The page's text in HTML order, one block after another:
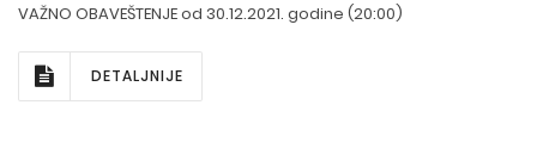
VAŽNO OBAVEŠTENJE od 30.12.2021. godine (20:00)
DETALJNIJE